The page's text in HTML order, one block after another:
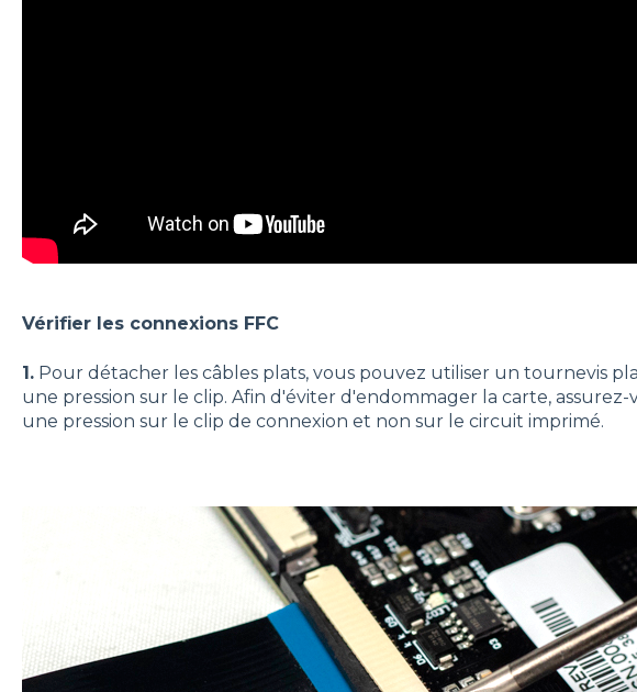
Vérifier les connexions FFC
1.Pour détacher les câbles plats, vous pouvez utiliser un tournevis
une pression sur le clip. Afin d'éviter d'endommager la carte,
une pression sur le clip de connexion et non sur le circuit imprimé.